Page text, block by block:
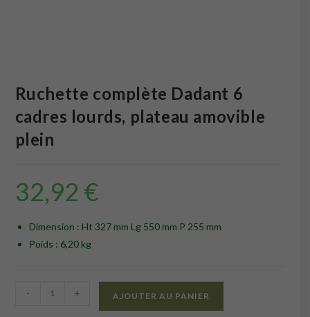
Ruchette complète Dadant 6
cadres lourds, plateau amovible
plein
32,92 €
Dimension : Ht 327 mm Lg 550 mm P 255 mm
Poids : 6,20 kg
quantité
- + AJOUTER AU PANIER